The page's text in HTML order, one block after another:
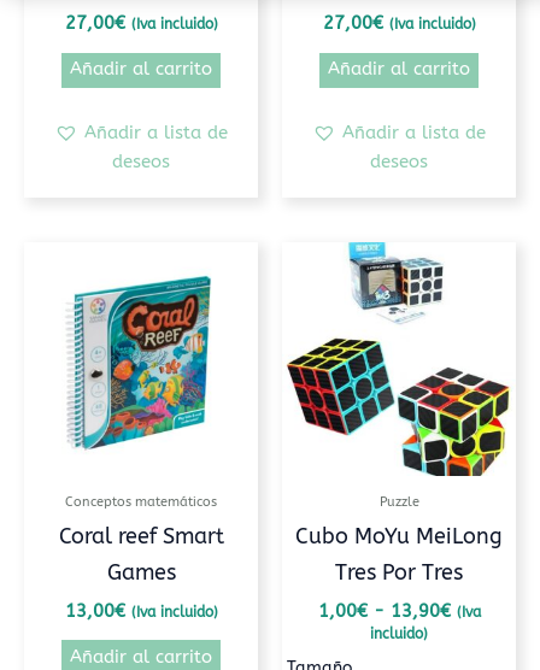
27,00€ (Iva incluido)
Añadir al carrito
Añadir a lista de
deseos
27,00€ (Iva incluido)
Añadir al carrito
Añadir a lista de
deseos
Conceptos matemáticos
Coral reef Smart
Games
13,00€ (Iva incluido)
Añadir al carrito
Puzzle
Cubo MoYu MeiLong
Tres Por Tres
1,00€ - 13,90€
13,90€
(Iva
incluido)
Las
se
en